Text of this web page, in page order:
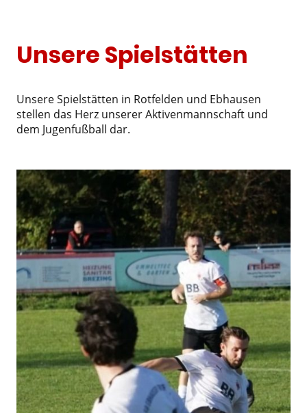
Unsere Spielstätten
Unsere Spielstätten in Rotfelden und Ebhausen
stellen das Herz unserer Aktivenmannschaft und
dem Jugenfußball dar.